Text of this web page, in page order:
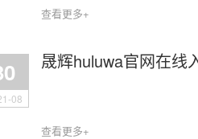
查看更多+
08
晟辉huluwa官网在
查看更多+